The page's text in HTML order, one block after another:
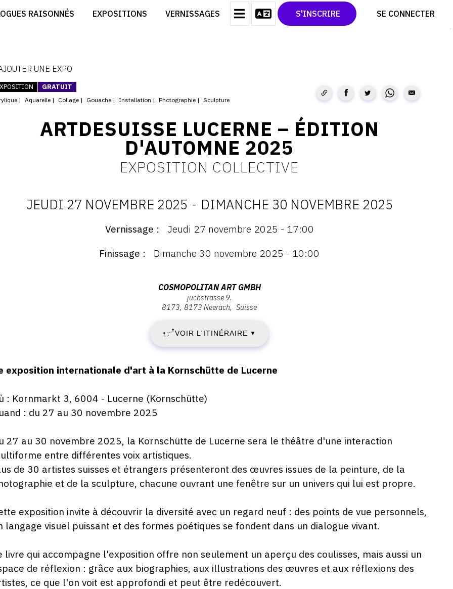
RAISONNÉS EXPOSITIONS VERNISSAGES S'INSCRIRE SE CONNECTER
CRÉER SON CATALOGUE D'EXPO
CONTACT
CGU
TWITTER
PINTEREST
UNE EXPO
GRATUIT
Aquarelle Collage Gouache Installation Photographie Sculpture
ARTDESUISSE LUCERNE – ÉDITION
D'AUTOMNE 2025
EXPOSITION COLLECTIVE
DATES
:
27
NOVEMBRE
2025
-
NOVEMBRE
2025
JEUDI 27 NOVEMBRE 2025 - DIMANCHE 30 NOVEMBRE 2025
Vernissage
Jeudi 27 novembre 2025 - 17:00
Finissage
Dimanche 30 novembre 2025 - 10:00
8173
Neerach
COSMOPOLITAN ART GMBH
juchstrasse 9.
8173 8173 Neerach Suisse
VOIR L'ITINÉRAIRE ▼
exposition internationale d'art à la Kornschütte de Lucerne
: Kornmarkt 3, 6004 - Lucerne (Kornschütte)
: du 27 au 30 novembre 2025
27 au 30 novembre 2025, la Kornschütte de Lucerne sera le théâtre d'une interaction
entre différentes voix artistiques.
de 30 artistes suisses et étrangers présenteront des œuvres issues de la peinture, de la
et de la sculpture, chacune ouvrant une fenêtre sur un univers qui lui est propre.
exposition invite à découvrir la diversité avec un regard neuf : des points de vue personnels,
langage visuel puissant et des formes poétiques se fondent dans un dialogue vivant.
livre qui accompagne l'exposition offre non seulement un aperçu des coulisses, mais aussi un
de réflexion : grâce aux biographies, aux illustrations des œuvres et aux réflexions des
ce que l'on voit est approfondi et peut être redécouvert.